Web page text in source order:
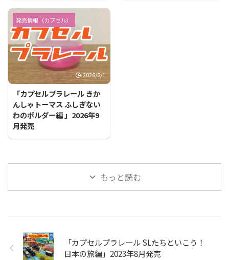
発売情報（カプセル）
2026/6/1
「カプセルプラレール きか
んしゃトーマス ふしぎない
わのボルダー編 」2026年9
月発売
もっと読む
「カプセルプラレール SLたちといこう！
日本の旅編」2023年8月発売